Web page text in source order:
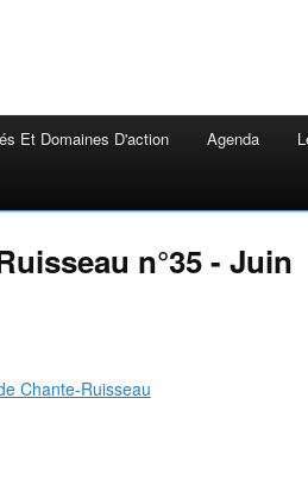
Et Domaines D'action Agenda
n°35 - Juin
Chante-Ruisseau